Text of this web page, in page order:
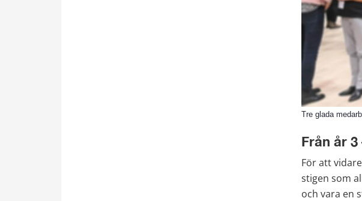
Tre glada
Från år
För att
stigen som
och vara en